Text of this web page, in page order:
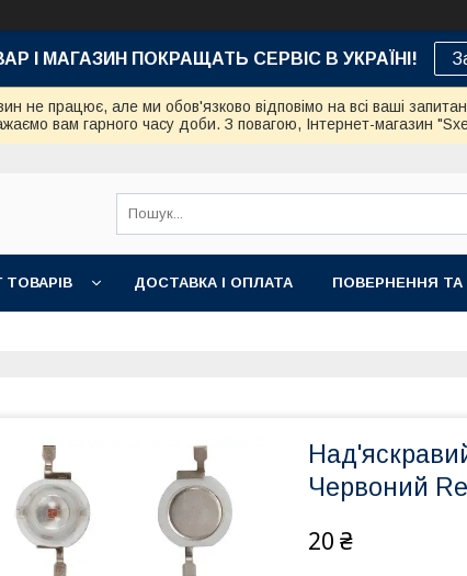
І МАГАЗИН ПОКРАЩАТЬ СЕРВІС В УКРАЇНІ!
не працює, але ми обов'язково відповімо на всі ваші
вам гарного часу доби. З повагою, Інтернет-магазин
ТОВАРІВ ДОСТАВКА І ОПЛАТА ПОВЕРНЕННЯ ТА
Червоний
20 ₴